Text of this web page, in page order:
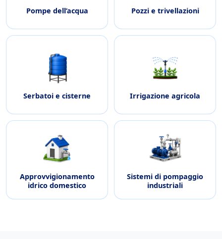
Pompe dell’acqua Pozzi e trivellazioni
Serbatoi e cisterne Irrigazione agricola
Approvvigionamento
idrico domestico
Sistemi di pompaggio
industriali